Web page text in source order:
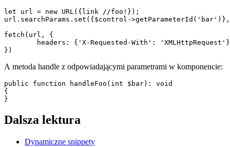
let url = new URL({link //foo!});
url.searchParams.set({$control-
fetch(url, {
A metoda handle z odpowiadającymi parametrami w komponencie:
public function handleFoo(int $bar): void
{
Dalsza lektura
Dynamiczne snippety